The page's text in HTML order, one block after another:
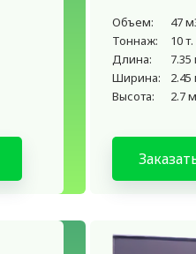
Объем:
47
Тоннаж:
10 т.
Длина:
7.35
Ширина:
2.45
Высота:
2.7